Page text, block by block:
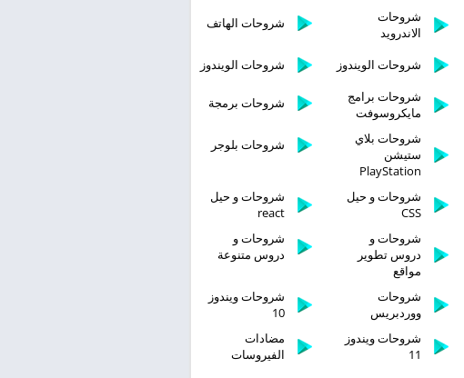
شروحات
الاندرويد
شروحات الهاتف
شروحات الويندوز
شروحات الويندوز
شروحات برامج
مايكروسوفت
شروحات برمجة
شروحات بلاي
ستيشن
PlayStation
شروحات بلوجر
شروحات و حيل
CSS
شروحات و حيل
react
شروحات و
دروس تطوير
مواقع
شروحات و
دروس متنوعة
شروحات
ووردبريس
شروحات ويندوز
10
شروحات ويندوز
11
مضادات
الفيروسات